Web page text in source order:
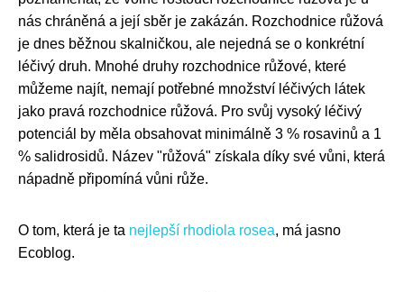
nás chráněná a její sběr je zakázán. Rozchodnice růžová
je dnes běžnou skalničkou, ale nejedná se o konkrétní
léčivý druh. Mnohé druhy rozchodnice růžové, které
můžeme najít, nemají potřebné množství léčivých látek
jako pravá rozchodnice růžová. Pro svůj vysoký léčivý
potenciál by měla obsahovat minimálně 3 % rosavinů a 1
% salidrosidů. Název "růžová" získala díky své vůni, která
nápadně připomíná vůni růže.
O tom, která je ta nejlepší rhodiola rosea, má jasno
Ecoblog.